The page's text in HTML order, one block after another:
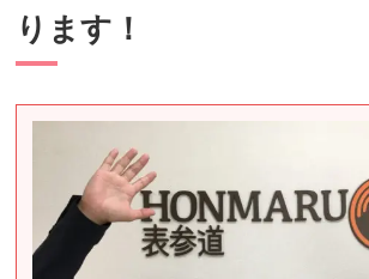
ります！